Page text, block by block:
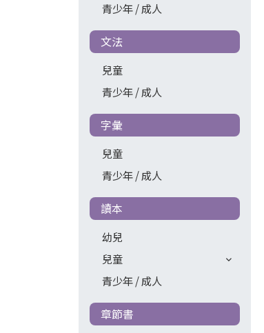
青少年 / 成人
文法
兒童
青少年 / 成人
字彙
兒童
青少年 / 成人
讀本
幼兒
兒童
青少年 / 成人
章節書